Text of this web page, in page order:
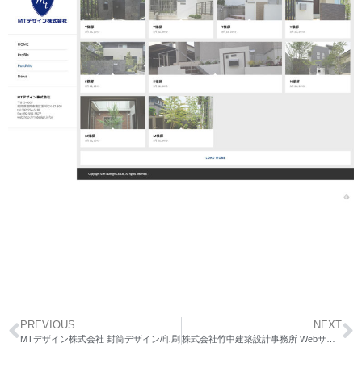
PREVIOUS
MTデザイン株式会社 封筒デザイン/印刷
NEXT